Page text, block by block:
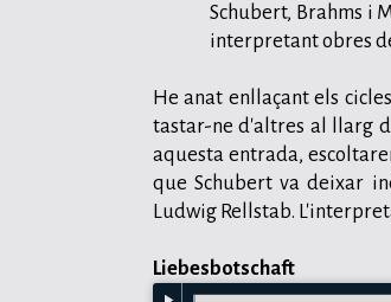
Schubert, Brahms i
interpretant obres
He anat enllaçant els
tastar-ne d'altres al llarg
aquesta entrada,
que Schubert va deixar
Ludwig Rellstab.
Liebesbotschaft